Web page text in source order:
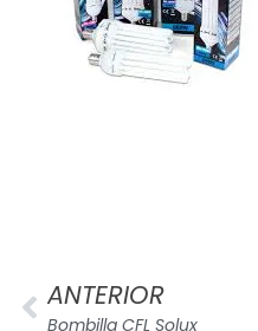
ANTERIOR
Bombilla CFL Solux